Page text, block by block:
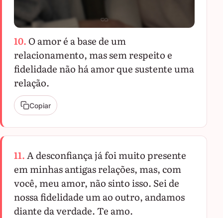
10. O amor é a base de um
relacionamento, mas sem respeito e
fidelidade não há amor que sustente uma
relação.
Copiar
11.A desconfiança já foi muito presente
em minhas antigas relações, mas, com
você, meu amor, não sinto isso. Sei de
nossa fidelidade um ao outro, andamos
diante da verdade. Te amo.